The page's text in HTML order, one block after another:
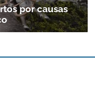
por causas